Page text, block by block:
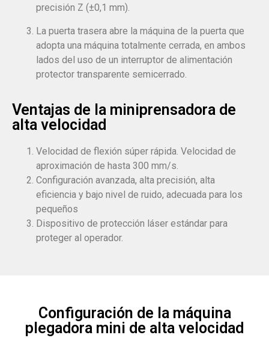
precisión Z (±0,1 mm).
La puerta trasera abre la máquina de la puerta que
adopta una máquina totalmente cerrada, en ambos
lados del uso de un interruptor de alimentación
protector transparente semicerrado.
Ventajas de la miniprensadora de
alta velocidad
Velocidad de flexión súper rápida. Velocidad de
aproximación de hasta 300 mm/s.
Configuración avanzada, alta precisión, alta
eficiencia y bajo nivel de ruido, adecuada para los
pequeños
Dispositivo de protección láser estándar para
proteger al operador.
Configuración de la máquina
plegadora mini de alta velocidad